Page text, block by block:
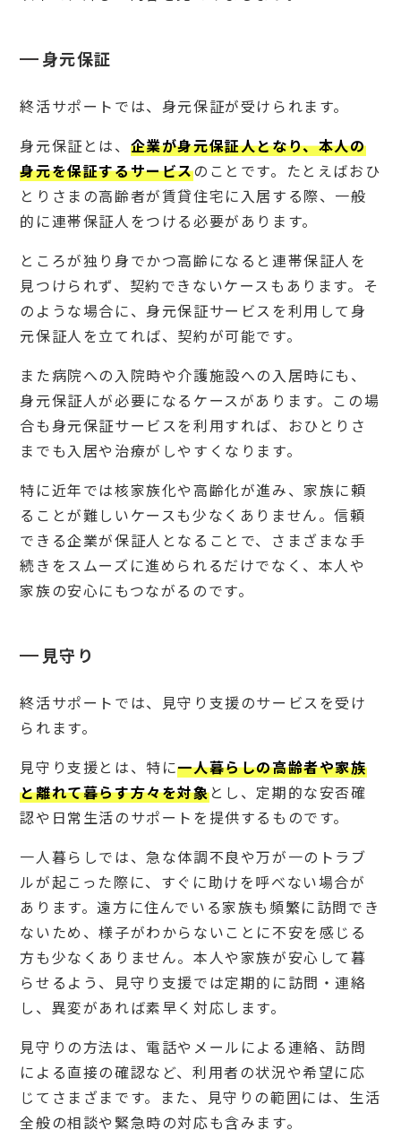
る
3
の人
生を
イキ
イキ
と過
ごせ
4.
4
遺言
でカ
バー
でき
こと
をお
願い
でき
終活
ート
（終
援）
は誰
に相
き？
1
何か
ら始
らよ
いか
わか
らな
い場
自治
体
5.
2
全体
的な
サポ
ート
を依
頼し
場合
は民
間の
終活
サポ
ート
身元保証
終活サポートでは、身元保証が受けられます。
身元保証とは、 企業が身元保証人となり、本人の
身元を保証するサービスのことです。たとえばおひ
とりさまの高齢者が賃貸住宅に入居する際、一般
的に連帯保証人をつける必要があります。
ところが独り身でかつ高齢になると連帯保証人を
見つけられず、契約できないケースもあります。そ
のような場合に、身元保証サービスを利用して身
元保証人を立てれば、契約が可能です。
また病院への入院時や介護施設への入居時にも、
身元保証人が必要になるケースがあります。この場
合も身元保証サービスを利用すれば、おひとりさ
までも入居や治療がしやすくなります。
特に近年では核家族化や高齢化が進み、家族に頼
ることが難しいケースも少なくありません。信頼
できる企業が保証人となることで、さまざまな手
続きをスムーズに進められるだけでなく、本人や
家族の安心にもつながるのです。
見守り
終活サポートでは、見守り支援のサービスを受け
られます。
見守り支援とは、特に一人暮らしの高齢者や家族
と離れて暮らす方々を対象とし、定期的な安否確
認や日常生活のサポートを提供するものです。
一人暮らしでは、急な体調不良や万が一のトラブ
ルが起こった際に、すぐに助けを呼べない場合が
あります。遠方に住んでいる家族も頻繁に訪問でき
ないため、様子がわからないことに不安を感じる
方も少なくありません。本人や家族が安心して暮
らせるよう、見守り支援では定期的に訪問・連絡
し、異変があれば素早く対応します。
見守りの方法は、電話やメールによる連絡、訪問
による直接の確認など、利用者の状況や希望に応
じてさまざまです。また、見守りの範囲には、生活
全般の相談や緊急時の対応も含みます。